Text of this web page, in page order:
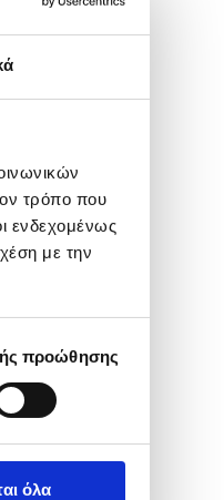
τρόπο που
ενδεχομένως
με την
προώθησης
όλα